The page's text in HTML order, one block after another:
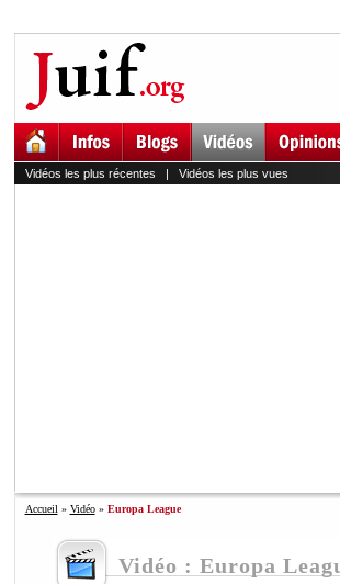
Vidéos les plus récentes | Vidéos les plus vues
Accueil » Vidéo» Europa League
Vidéo : Europa